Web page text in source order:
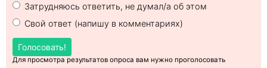
Затрудняюсь ответить, не думал/а об этом
Свой ответ (напишу в комментариях)
Голосовать!
Для просмотра результатов опроса вам нужно проголосовать